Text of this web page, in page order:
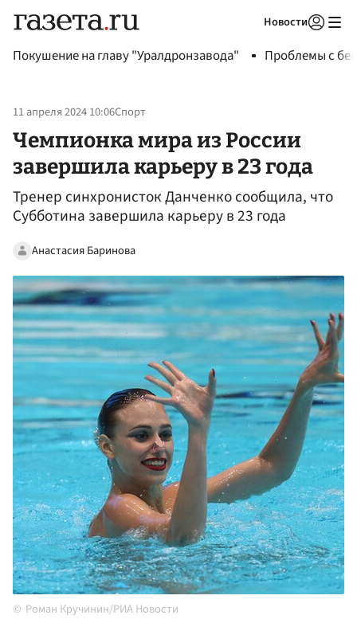
Новости
Покушение на главу "Уралдронзавода" Проблемы с
11 апреля 2024 10:06Спорт
Чемпионка мира из России
завершила карьеру в 23 года
Тренер синхронисток Данченко сообщила, что
Субботина завершила карьеру в 23 года
Анастасия Баринова
Роман Кручинин/РИА Новости